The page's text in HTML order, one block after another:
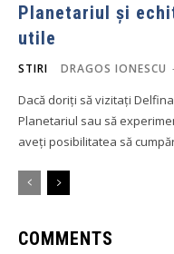
Planetariul și
utile
STIRI DRAGOS IONESCU
Dacă doriți să vizitați
Planetariul sau să
aveți posibilitatea să
COMMENTS